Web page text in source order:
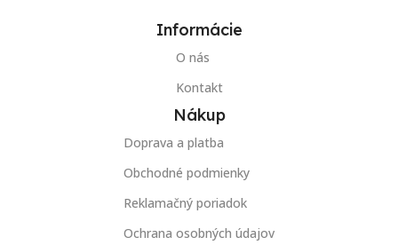
Informácie
O nás
Kontakt
Nákup
Doprava a platba
Obchodné podmienky
Reklamačný poriadok
Ochrana osobných údajov